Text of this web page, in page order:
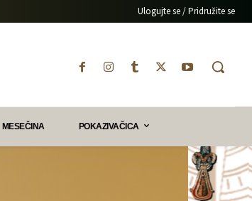
Ulogujte se / Pridružite se
MESEČINA POKAZIVAČICA